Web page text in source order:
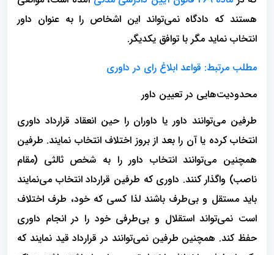
هستند که دادگاه نمی‌تواند این اشخاص را به عنوان داور
انتخاب نماید مگر با توافق یکدیگر.
مطلب مرتبط: قواعد ابلاغ رای در داوری
محدودیت‌هایی در تعیین داور
طرفین می‌توانند داور یا داوران را حین انعقاد قرارداد داوری
انتخاب کرده یا آن را بعد از بروز اختلاف انتخاب نمایند. طرفین
همچنین می‌توانند انتخاب داور را به شخص ثالثی (مقام
ناصب) واگذار کنند. داوری که طرفین قرارداد انتخاب می‌نمایند
باید مستقل و بی‌طرف باشند لذا کسی که خود، طرف اختلاف
است نمی‌تواند استقلال و بی‌طرفی خود را در انجام داوری
حفظ کند. همچنین طرفین نمی‌توانند در قرارداد قید نمایند که